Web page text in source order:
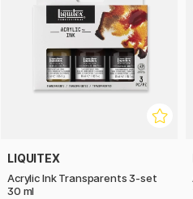
LIQUITEX
Acrylic Ink Transparents 3-set
30 ml